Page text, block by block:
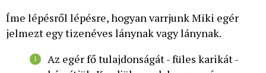
Íme lépésről lépésre, hogyan varrjunk Miki egér
jelmezt egy tizenéves lánynak vagy lánynak.
Az egér fő tulajdonságát - füles karikát -